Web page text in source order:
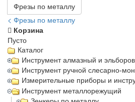
Фрезы по металлу
< Фрезы по металлу
Корзина
Пусто
Каталог
Инструмент алмазный и
Инструмент ручной слесарно-
Измерительные приборы и
Инструмент металлорежущий